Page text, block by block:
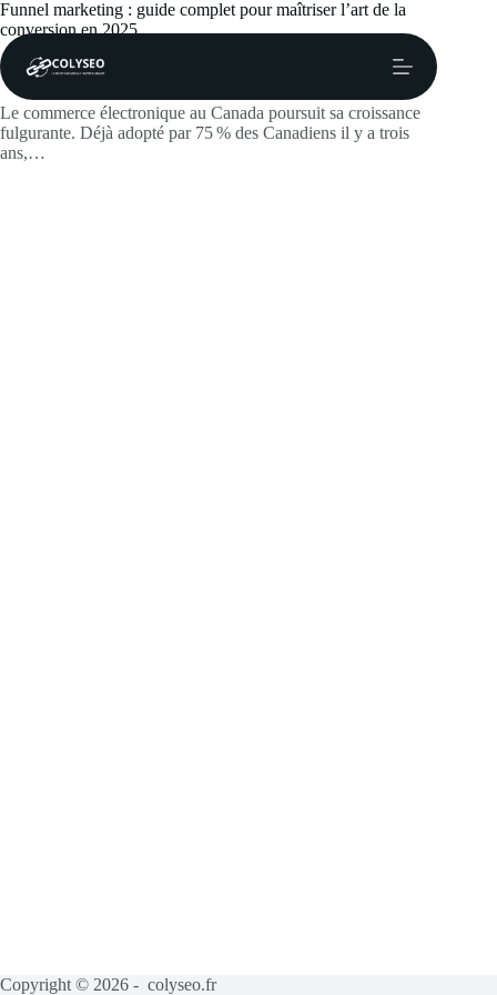
Passer
au
contenu
Funnel marketing : guide complet pour maîtriser l’art de la
conversion en 2025
lawtf
Le commerce électronique au Canada poursuit sa croissance
fulgurante. Déjà adopté par 75 % des Canadiens il y a trois
ans,…
Copyright © 2026 - colyseo.fr